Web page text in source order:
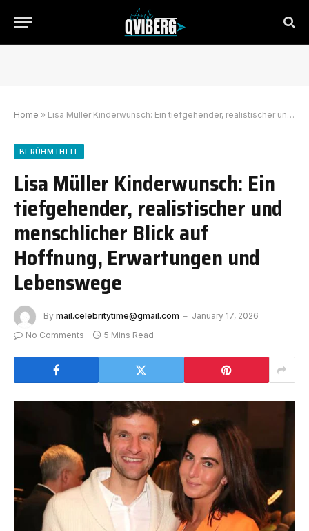
Home » Lisa Müller Kinderwunsch: Ein tiefgehender, realistischer und menschlicher Blick auf Hoffnung, Erwartungen und Lebenswege
BERÜHMTHEIT
Lisa Müller Kinderwunsch: Ein
tiefgehender, realistischer und
menschlicher Blick auf
Hoffnung, Erwartungen und
Lebenswege
By mail.celebritytime@gmail.com
January 17, 2026
No Comments
5 Mins Read